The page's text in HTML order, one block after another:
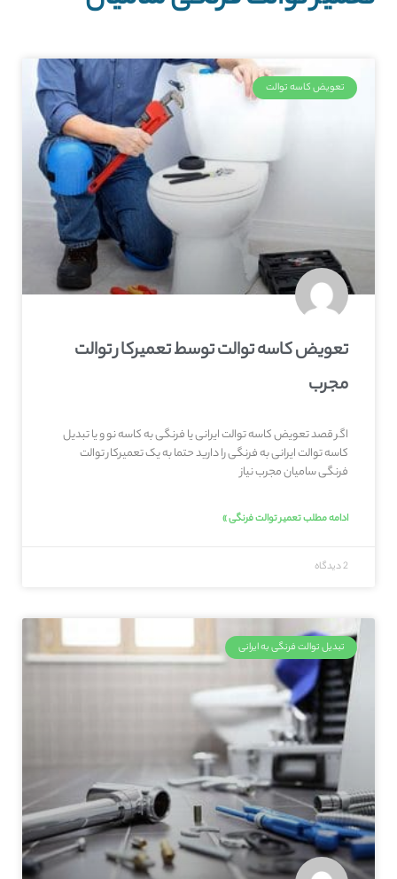
تعویض کاسه توالت
تعویض کاسه توالت توسط تعمیرکار توالت
مجرب
اگر قصد تعویض کاسه توالت ایرانی یا فرنگی به کاسه نو و یا تبدیل
کاسه توالت ایرانی به فرنگی را دارید حتما به یک تعمیرکار توالت
فرنگی سامیان مجرب نیاز
ادامه مطلب تعمیر توالت فرنگی »
2 دیدگاه
تبدیل توالت فرنگی به ایرانی